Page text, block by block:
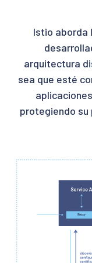
Istio aborda
arquitectura
sea que esté
protegiendo